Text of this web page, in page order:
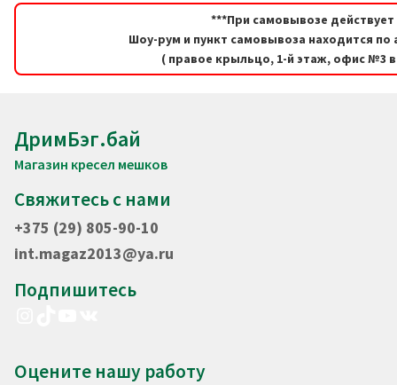
***При самовывозе
Шоу-рум и пункт самовывоза находится по
( правое крыльцо, 1-й этаж, офис №3
ДримБэг.бай
Магазин кресел мешков
Свяжитесь с нами
+375 (29) 805-90-10
int.magaz2013@ya.ru
Подпишитесь
Оцените нашу работу